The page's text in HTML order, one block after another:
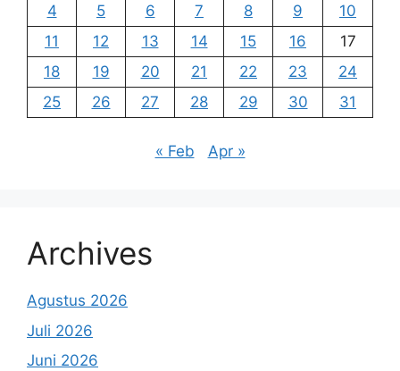
4
5 6 7 8 9
10
11
12 13 14 15 16
17
18
19 20 21 22 23
24
25
26 27 28 29 30 31
« Feb Apr »
Archives
Agustus 2026
Juli 2026
Juni 2026